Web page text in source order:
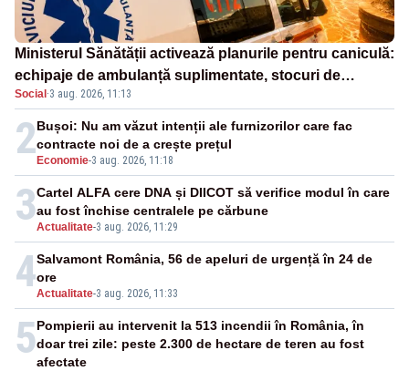
Ministerul Sănătății activează planurile pentru caniculă:
echipaje de ambulanță suplimentate, stocuri de
medicamente verificate și puncte de apă în spațiile
publice
Social ·3 aug. 2026, 11:13
2 Economie-3 aug. 2026, 11:18
Bușoi: Nu am văzut intenții ale furnizorilor care fac
contracte noi de a crește prețul
3Actualitate-3 aug. 2026, 11:29
Cartel ALFA cere DNA și DIICOT să verifice modul în care
au fost închise centralele pe cărbune
4Actualitate-3 aug. 2026, 11:33
Salvamont România, 56 de apeluri de urgență în 24 de
ore
5Pompierii au intervenit la 513 incendii în România, în
doar trei zile: peste 2.300 de hectare de teren au fost
afectate